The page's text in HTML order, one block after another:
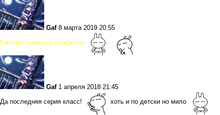
Gaf 8 марта 2019 20:55
Смотрю закинули конкретно
Gaf 1 апреля 2018 21:45
Да последняя серия класс! хоть и по детски но мило